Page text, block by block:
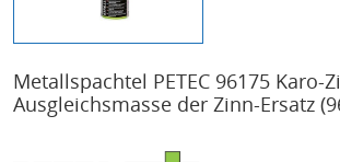
Metallspachtel PETEC 96175 Karo-
Ausgleichsmasse der Zinn-Ersatz